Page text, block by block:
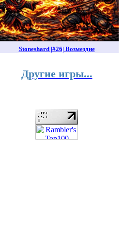
Stoneshard |#26| Возмездие
Другие игры...